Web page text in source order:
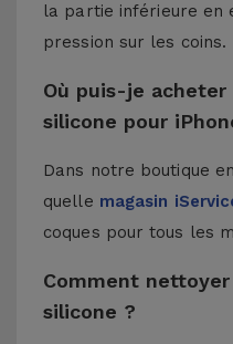
la partie inférieure en
pression sur les coins.
Où puis-je acheter
silicone pour
Dans notre boutique
quelle magasin
coques pour tous les
Comment
silicone ?